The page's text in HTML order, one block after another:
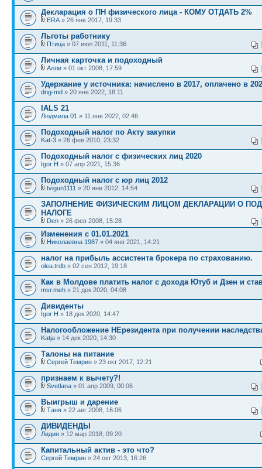
Декларация о ПН физического лица - КОМУ ОТДАТЬ 2%
ERA » 26 янв 2017, 19:33
Льготы работнику
Птица » 07 июл 2011, 11:36
Личная карточка и подоходный
Алли » 01 окт 2008, 17:59
Удержание у источника: начислено в 2017, оплачено в
dng-md » 20 янв 2022, 18:11
IALS 21
Людмила 01 » 11 янв 2022, 02:46
Подоходный налог по Акту закупки
Kat-3 » 26 фев 2010, 23:32
Подоходный налог с физических лиц 2020
Igor H » 07 апр 2021, 15:36
Подоходный налог с юр лиц 2012
tvigun1111 » 20 янв 2012, 14:54
ЗАПОЛНЕНИЕ ФИЗИЧЕСКИМ ЛИЦОМ ДЕКЛАРАЦИИ О
НАЛОГЕ
Den » 26 фев 2008, 15:28
Изменения с 01.01.2021
Николаевна 1987 » 04 янв 2021, 14:21
налог на прибыль ассистента брокера по страхованию.
olea.trdb » 02 сен 2012, 19:18
Как в Молдове платить налог с дохода Ютуб и Дзен и
msr.meh » 21 дек 2020, 04:08
Дивиденты
Igor H » 18 дек 2020, 14:47
Налогообложение НЕрезидента при получении
Katja » 14 дек 2020, 14:30
Талоны на питание
Сергей Темрин » 23 окт 2017, 12:21
признаем к вычету?!
Svetlana » 01 апр 2009, 00:06
Выигрыш и дарение
Таня » 22 авг 2008, 16:06
ДИВИДЕНДЫ
Лидия » 12 мар 2018, 09:20
Капитальный актив - это что?
Сергей Темрин » 24 окт 2013, 16:26